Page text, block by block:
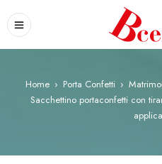
Home › Porta Confetti ›
Sacchettino portaconfetti con